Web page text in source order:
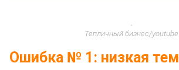
Тепличный бизнес/youtube
Ошибка № 1: низкая